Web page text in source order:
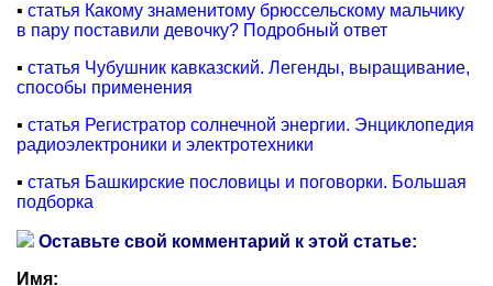
▪ статья Какому знаменитому брюссельскому мальчику
в пару поставили девочку? Подробный ответ
▪ статья Чубушник кавказский. Легенды, выращивание,
способы применения
▪ статья Регистратор солнечной энергии. Энциклопедия
радиоэлектроники и электротехники
▪ статья Башкирские пословицы и поговорки. Большая
подборка
Оставьте свой комментарий к этой статье:
Имя: